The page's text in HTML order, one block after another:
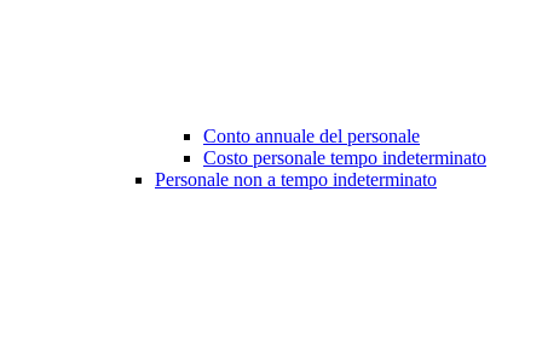
Conto annuale del personale
Costo personale tempo indeterminato
Personale non a tempo indeterminato